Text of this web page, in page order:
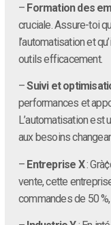
– Formation des
cruciale. Assure-toi
l’automatisation et
outils efficacement.
–Suivi et
performances et
L’automatisation est
aux besoins
– Entreprise X:
vente, cette
commandes de 50